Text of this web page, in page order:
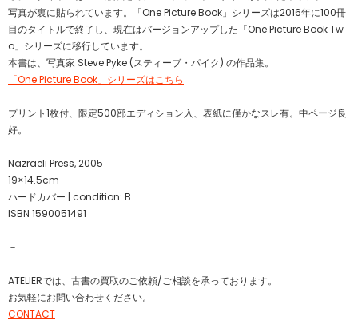
写真が裏に貼られています。「One Picture Book」シリーズは2016年に100冊
目のタイトルで終了し、現在はバージョンアップした「One Picture Book Tw
o」シリーズに移行しています。
本書は、写真家 Steve Pyke (スティーブ・パイク) の作品集。
「One Picture Book」シリーズはこちら
プリント1枚付、限定500部エディション入、表紙に僅かなスレ有。中ページ良
好。
Nazraeli Press, 2005
19×14.5cm
ハードカバー | condition: B
ISBN 1590051491
－
ATELIERでは、古書の買取のご依頼/ご相談を承っております。
お気軽にお問い合わせください。
CONTACT